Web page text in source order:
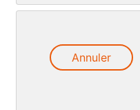
Annuler